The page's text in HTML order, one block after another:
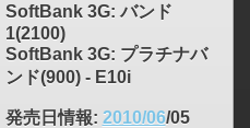
SoftBank 3G: バンド
1(2100)
SoftBank 3G: プラチナバ
ンド(900) - E10i
発売日情報: 2010/06/05